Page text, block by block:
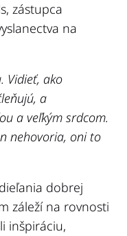
zástupca
na
Vidieť, ako
a
ou a veľkým srdcom.
nehovoria, oni to
dobrej
záleží na rovnosti
inšpiráciu,